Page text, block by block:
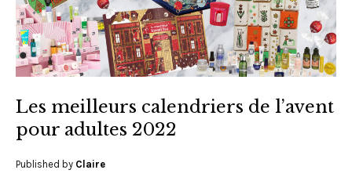
Les meilleurs calendriers de l’avent
pour adultes 2022
Published by Claire